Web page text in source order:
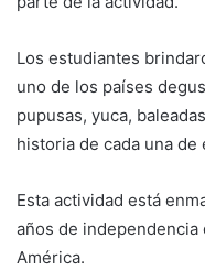
Los estudiantes
uno de los países
pupusas, yuca,
historia de cada una
Esta actividad está
años de
América.